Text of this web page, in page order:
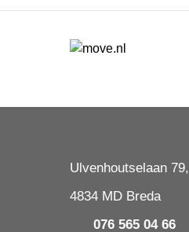
Ulvenhoutselaan 79,
4834 MD Breda
076 565 04 66